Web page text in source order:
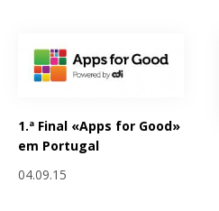
1.ª Final «Apps for Good»
em Portugal
04.09.15